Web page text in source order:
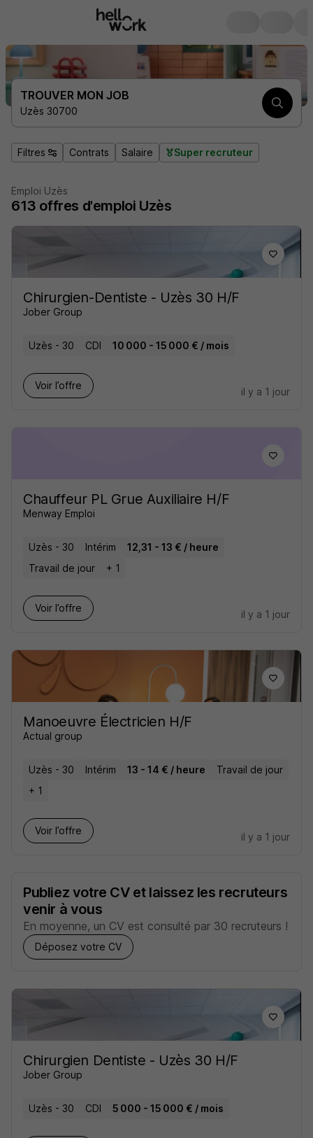
TROUVER MON JOB
Uzès 30700
Filtres Contrats Salaire Super recruteur
Emploi Uzès
613 offres d'emploi Uzès
Chirurgien-Dentiste - Uzès 30 H/F
Jober Group
Uzès - 30 CDI 10 000 - 15 000 € / mois
Voir l’offre
il y a 1 jour
Chauffeur PL Grue Auxiliaire H/F
Menway Emploi
Uzès - 30 Intérim
12,31 - 13 € / heure
Travail de jour
+ 1
Voir l’offre
il y a 1 jour
Manoeuvre Électricien H/F
Actual group
Uzès - 30 Intérim 13 - 14 € / heure
Travail de jour
+ 1
Voir l’offre
il y a 1 jour
Publiez votre CV et laissez les recruteurs
venir à vous
En moyenne, un CV est consulté par 30 recruteurs !
Déposez votre CV
Chirurgien Dentiste - Uzès 30 H/F
Jober Group
Uzès - 30 CDI 5 000 - 15 000 € / mois